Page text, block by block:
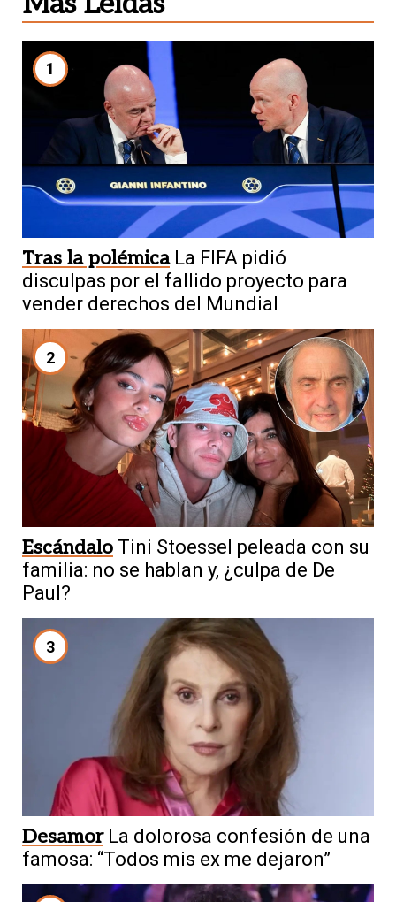
1
Tras la polémica La FIFA pidió
disculpas por el fallido proyecto para
vender derechos del Mundial
2
Escándalo Tini Stoessel peleada con su
familia: no se hablan y, ¿culpa de De
Paul?
3
Desamor La dolorosa confesión de una
famosa: “Todos mis ex me dejaron”